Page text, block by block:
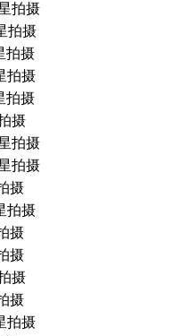
拍摄
拍摄
拍摄
拍摄
拍摄
摄
拍摄
拍摄
摄
拍摄
摄
摄
摄
摄
拍摄